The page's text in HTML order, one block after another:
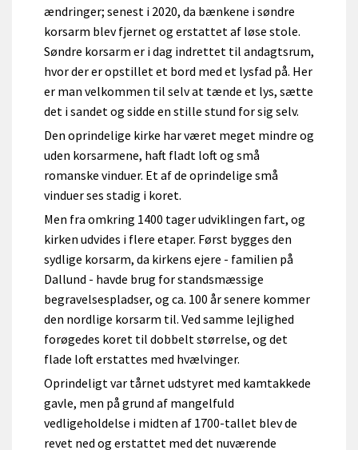
ændringer; senest i 2020, da bænkene i søndre
korsarm blev fjernet og erstattet af løse stole.
Søndre korsarm er i dag indrettet til andagtsrum,
hvor der er opstillet et bord med et lysfad på. Her
er man velkommen til selv at tænde et lys, sætte
det i sandet og sidde en stille stund for sig selv.
Den oprindelige kirke har været meget mindre og
uden korsarmene, haft fladt loft og små
romanske vinduer. Et af de oprindelige små
vinduer ses stadig i koret.
Men fra omkring 1400 tager udviklingen fart, og
kirken udvides i flere etaper. Først bygges den
sydlige korsarm, da kirkens ejere - familien på
Dallund - havde brug for standsmæssige
begravelsespladser, og ca. 100 år senere kommer
den nordlige korsarm til. Ved samme lejlighed
forøgedes koret til dobbelt størrelse, og det
flade loft erstattes med hvælvinger.
Oprindeligt var tårnet udstyret med kamtakkede
gavle, men på grund af mangelfuld
vedligeholdelse i midten af 1700-tallet blev de
revet ned og erstattet med det nuværende